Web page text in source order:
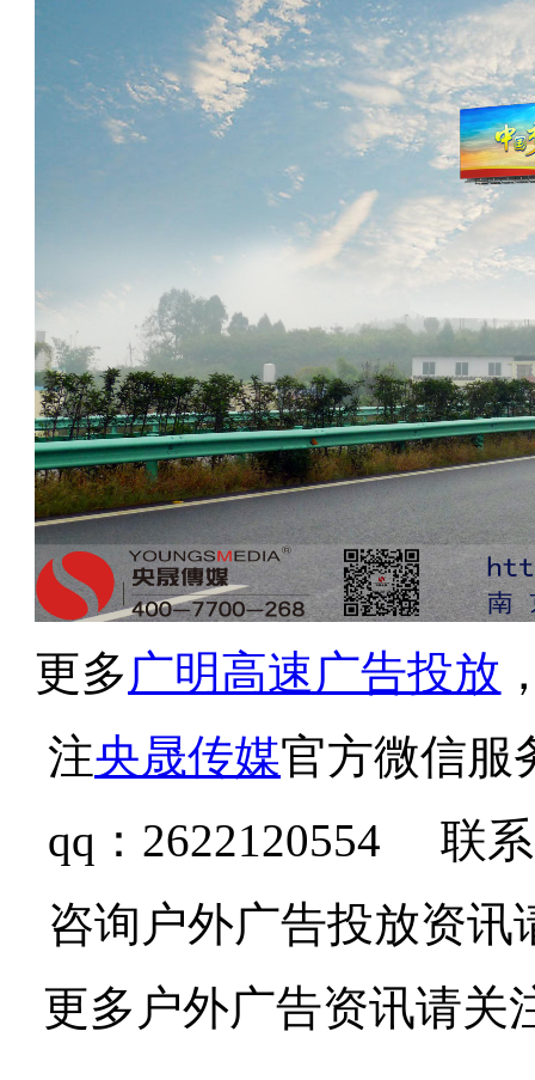
更多广明高速广告投放
注央晟传媒官方微信服
qq：2622120554 联系
咨询户外广告投放资讯
更多户外广告资讯请关